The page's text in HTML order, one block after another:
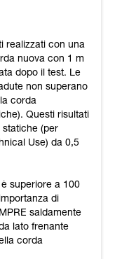
realizzati con una
nuova con 1 m
dopo il test. Le
non superano
corda
Questi risultati
(per
Use) da 0,5
superiore a 100
di
saldamente
lato frenante
corda